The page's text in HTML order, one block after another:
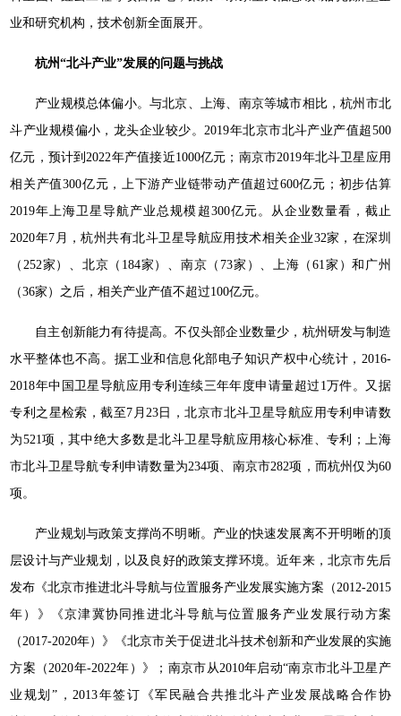
业和研究机构，技术创新全面展开。
杭州“北斗产业”发展的问题与挑战
产业规模总体偏小。与北京、上海、南京等城市相比，杭州市北
斗产业规模偏小，龙头企业较少。2019年北京市北斗产业产值超500
亿元，预计到2022年产值接近1000亿元；南京市2019年北斗卫星应用
相关产值300亿元，上下游产业链带动产值超过600亿元；初步估算
2019年上海卫星导航产业总规模超300亿元。从企业数量看，截止
2020年7月，杭州共有北斗卫星导航应用技术相关企业32家，在深圳
（252家）、北京（184家）、南京（73家）、上海（61家）和广州
（36家）之后，相关产业产值不超过100亿元。
自主创新能力有待提高。不仅头部企业数量少，杭州研发与制造
水平整体也不高。据工业和信息化部电子知识产权中心统计，2016-
2018年中国卫星导航应用专利连续三年年度申请量超过1万件。又据
专利之星检索，截至7月23日，北京市北斗卫星导航应用专利申请数
为521项，其中绝大多数是北斗卫星导航应用核心标准、专利；上海
市北斗卫星导航专利申请数量为234项、南京市282项，而杭州仅为60
项。
产业规划与政策支撑尚不明晰。产业的快速发展离不开明晰的顶
层设计与产业规划，以及良好的政策支撑环境。近年来，北京市先后
发布《北京市推进北斗导航与位置服务产业发展实施方案（2012-2015
年）》《京津冀协同推进北斗导航与位置服务产业发展行动方案
（2017-2020年）》《北京市关于促进北斗技术创新和产业发展的实施
方案（2020年-2022年）》；南京市从2010年启动“南京市北斗卫星产
业规划”，2013年签订《军民融合共推北斗产业发展战略合作协